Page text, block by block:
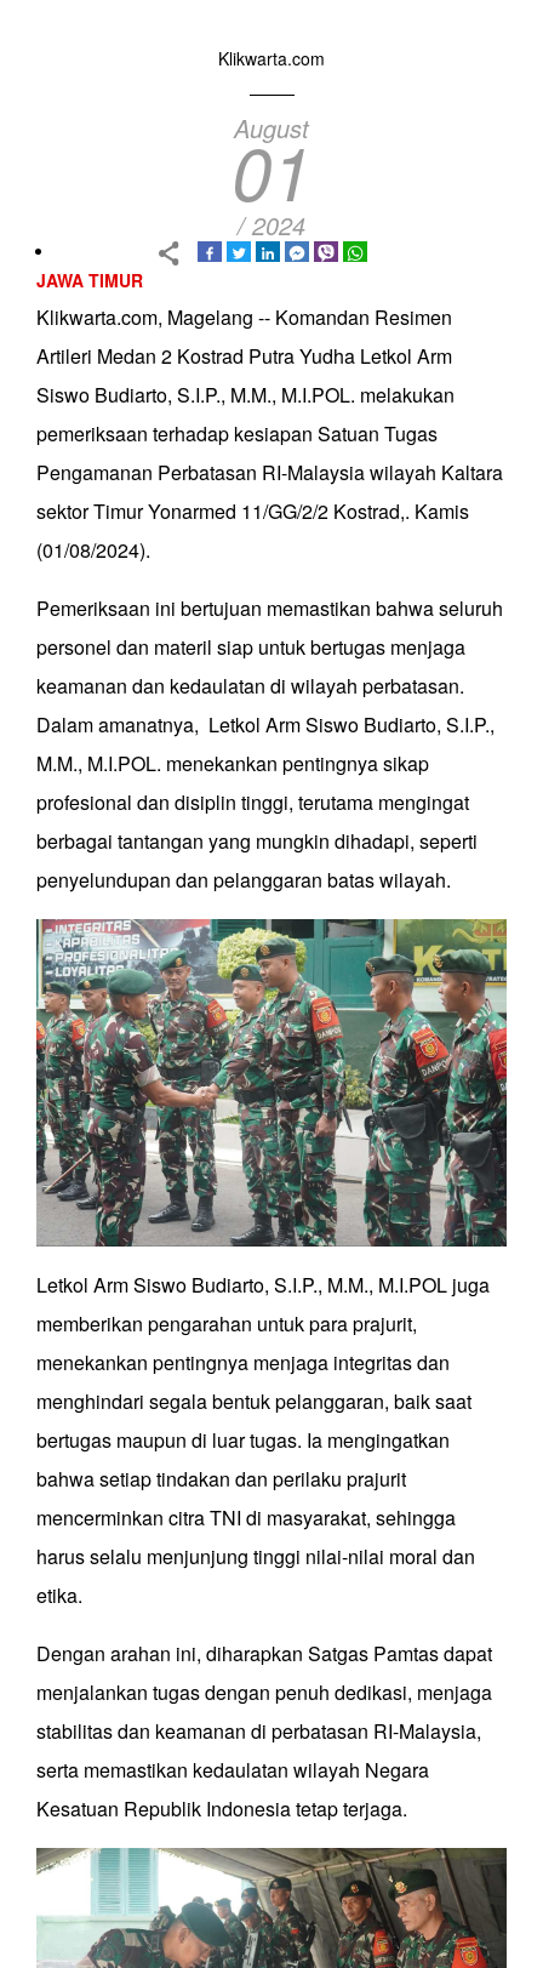
Klikwarta.com
August
01
/ 2024
JAWA TIMUR
Klikwarta.com, Magelang -- Komandan Resimen
Artileri Medan 2 Kostrad Putra Yudha Letkol Arm
Siswo Budiarto, S.I.P., M.M., M.I.POL. melakukan
pemeriksaan terhadap kesiapan Satuan Tugas
Pengamanan Perbatasan RI-Malaysia wilayah Kaltara
sektor Timur Yonarmed 11/GG/2/2 Kostrad,. Kamis
(01/08/2024).
Pemeriksaan ini bertujuan memastikan bahwa seluruh
personel dan materil siap untuk bertugas menjaga
keamanan dan kedaulatan di wilayah perbatasan.
Dalam amanatnya, Letkol Arm Siswo Budiarto, S.I.P.,
M.M., M.I.POL. menekankan pentingnya sikap
profesional dan disiplin tinggi, terutama mengingat
berbagai tantangan yang mungkin dihadapi, seperti
penyelundupan dan pelanggaran batas wilayah.
Letkol Arm Siswo Budiarto, S.I.P., M.M., M.I.POL juga
memberikan pengarahan untuk para prajurit,
menekankan pentingnya menjaga integritas dan
menghindari segala bentuk pelanggaran, baik saat
bertugas maupun di luar tugas. Ia mengingatkan
bahwa setiap tindakan dan perilaku prajurit
mencerminkan citra TNI di masyarakat, sehingga
harus selalu menjunjung tinggi nilai-nilai moral dan
etika.
Dengan arahan ini, diharapkan Satgas Pamtas dapat
menjalankan tugas dengan penuh dedikasi, menjaga
stabilitas dan keamanan di perbatasan RI-Malaysia,
serta memastikan kedaulatan wilayah Negara
Kesatuan Republik Indonesia tetap terjaga.